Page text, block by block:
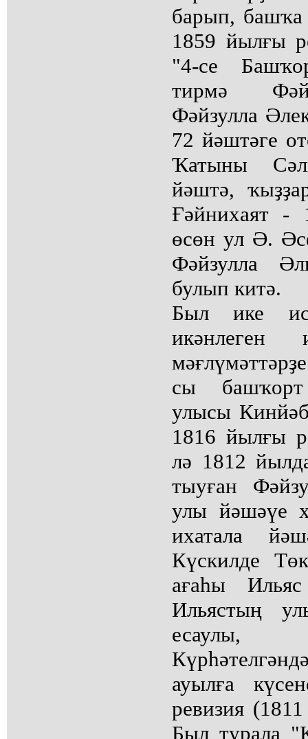
барып, башҡа
1859 йылғы
"4-се
тирмә
Фәйзулла
72 йәштәге
Ҡатыны
йәштә,
Ғәйнихаят
өсөн ул Ә.
Фәйзулла
булып китә.
Был ике
икәнлеген
сы
улысы
1816 йылғы
лә 1812
тыуған
улы йәшәүе
ихатала
Күскилде
ағаһы
Ильястың
ауылға
ревизия
Был турала